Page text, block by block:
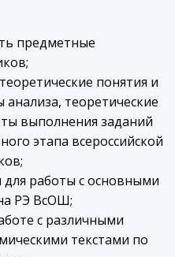
предметные
понятия и
теоретические
выполнения заданий
этапа всероссийской
для работы с основными
РЭ ВсОШ;
с различными
текстами по